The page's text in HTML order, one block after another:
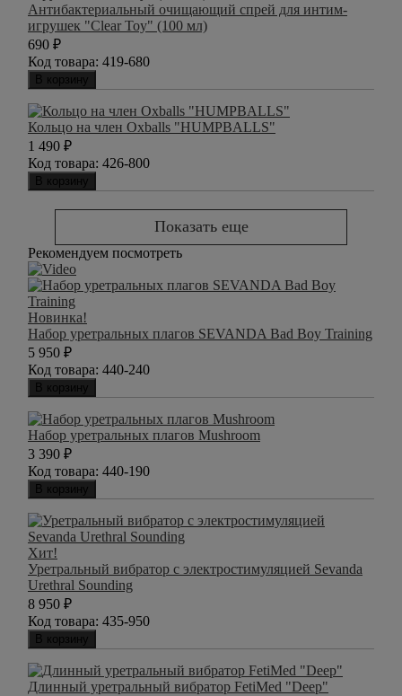
Антибактериальный очищающий спрей для интим-
игрушек "Clear Toy" (100 мл)
690 ₽
Код товара: 419-680
В корзину
Кольцо на член Oxballs "HUMPBALLS"
1 490 ₽
Код товара: 426-800
В корзину
Показать еще
Рекомендуем посмотреть
Новинка!
Набор уретральных плагов SEVANDA Bad Boy Training
5 950 ₽
Код товара: 440-240
В корзину
Набор уретральных плагов Mushroom
3 390 ₽
Код товара: 440-190
В корзину
Хит!
Уретральный вибратор с электростимуляцией Sevanda
Urethral Sounding
8 950 ₽
Код товара: 435-950
В корзину
Длинный уретральный вибратор FetiMed "Deep"